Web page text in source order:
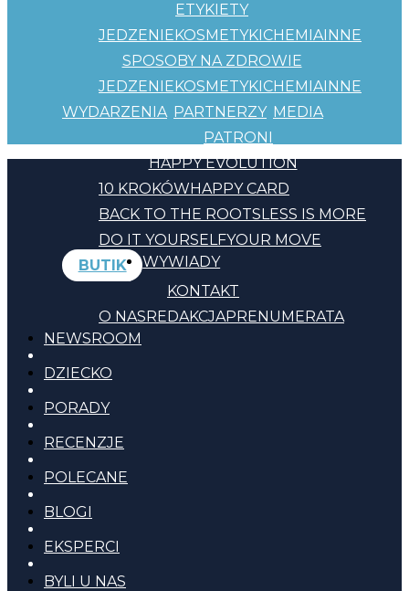
ETYKIETY
JEDZENIEKOSMETYKICHEMIAINNE
SPOSOBY NA ZDROWIE
JEDZENIEKOSMETYKICHEMIAINNE
WYDARZENIA PARTNERZY
PATRONI
MEDIA
HAPPY EVOLUTION
10 KROKÓWHAPPY CARD
BACK TO THE ROOTSLESS IS MORE
DO IT YOURSELFYOUR MOVE
BUTIK
KONTAKT
O NASREDAKCJAPRENUMERATA
WYWIADY
NEWSROOM
DZIECKO
PORADY
RECENZJE
POLECANE
BLOGI
EKSPERCI
BYLI U NAS